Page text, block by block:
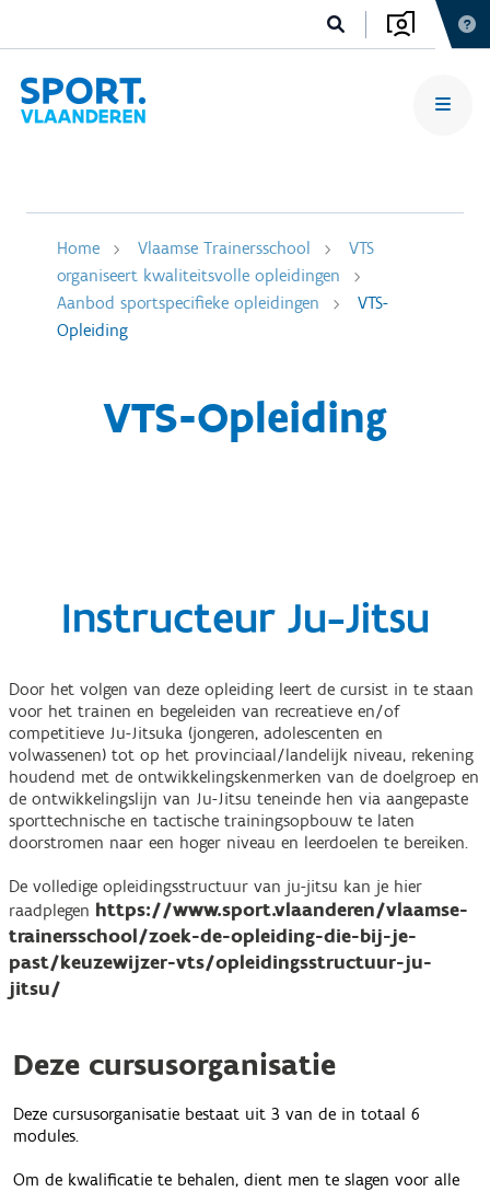
Home Vlaamse Trainersschool
VTS
organiseert kwaliteitsvolle opleidingen
Aanbod sportspecifieke opleidingen
VTS-
Opleiding
VTS-Opleiding